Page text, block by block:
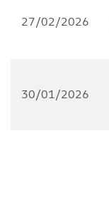
27/02/2026
30/01/2026